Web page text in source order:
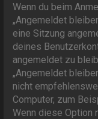
Wenn du beim
„Angemeldet
eine Sitzung
deines
angemeldet zu
„Angemeldet
nicht
Computer, zum
Wenn diese Option